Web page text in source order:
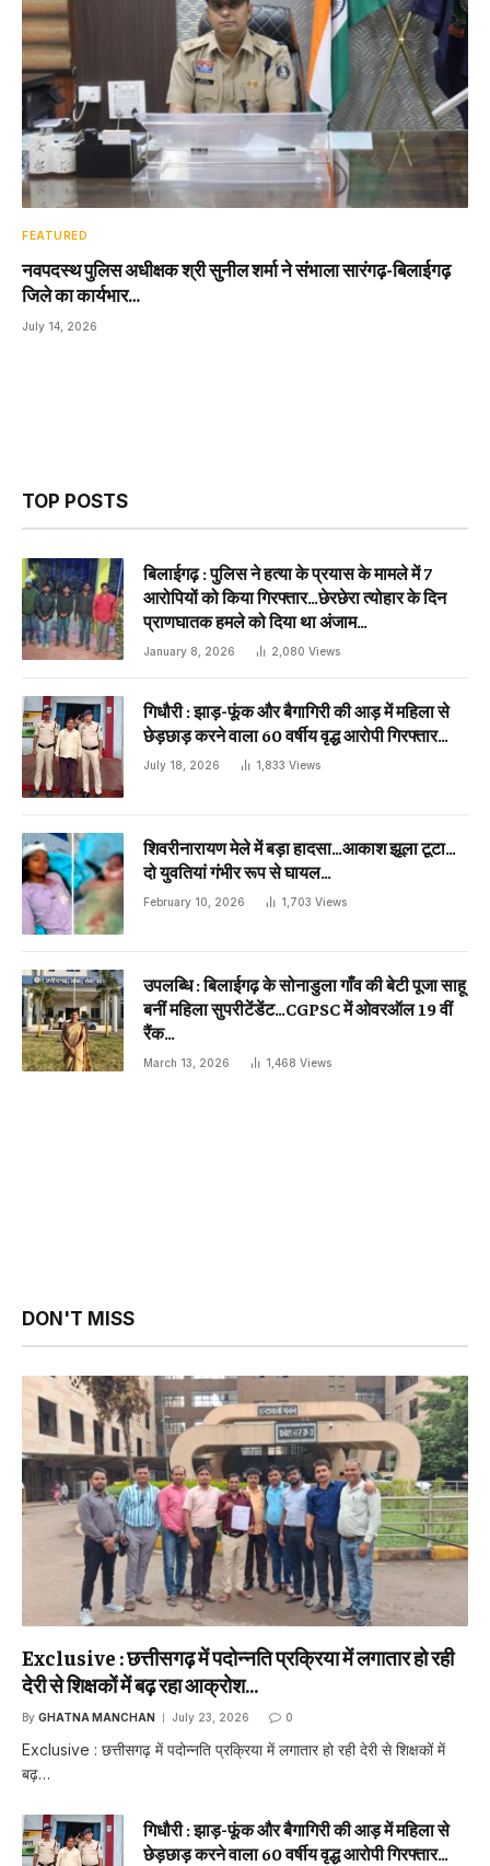
FEATURED
नवपदस्थ पुलिस अधीक्षक श्री सुनील शर्मा ने संभाला सारंगढ़-बिलाईगढ़
जिले का कार्यभार…
July 14, 2026
TOP POSTS
बिलाईगढ़ : पुलिस ने हत्या के प्रयास के मामले में 7
आरोपियों को किया गिरफ्तार…छेरछेरा त्योहार के दिन
प्राणघातक हमले को दिया था अंजाम…
January 8, 2026 2,080 Views
गिधौरी : झाड़-फूंक और बैगागिरी की आड़ में महिला से
छेड़छाड़ करने वाला 60 वर्षीय वृद्ध आरोपी गिरफ्तार…
July 18, 2026 1,833 Views
शिवरीनारायण मेले में बड़ा हादसा…आकाश झूला टूटा…
दो युवतियां गंभीर रूप से घायल…
February 10, 2026 1,703 Views
उपलब्धि : बिलाईगढ़ के सोनाडुला गाँव की बेटी पूजा साहू
बनीं महिला सुपरीटेंडेंट…CGPSC में ओवरऑल 19 वीं
रैंक…
March 13, 2026 1,468 Views
DON'T MISS
Exclusive : छत्तीसगढ़ में पदोन्नति प्रक्रिया में लगातार हो रही
देरी से शिक्षकों में बढ़ रहा आक्रोश…
By GHATNA MANCHAN July 23, 2026 0
Exclusive : छत्तीसगढ़ में पदोन्नति प्रक्रिया में लगातार हो रही देरी से शिक्षकों में
बढ़…
गिधौरी : झाड़-फूंक और बैगागिरी की आड़ में महिला से
छेड़छाड़ करने वाला 60 वर्षीय वृद्ध आरोपी गिरफ्तार…